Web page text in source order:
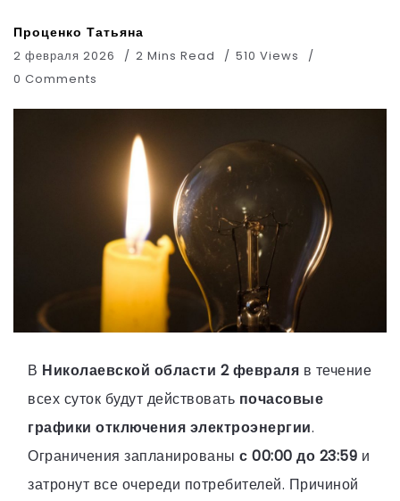
Проценко Татьяна
2 февраля 2026 2 Mins Read
510 Views
0 Comments
В Николаевской области 2 февраля в течение
всех суток будут действовать почасовые
графики отключения электроэнергии.
Ограничения запланированы с 00:00 до 23:59 и
затронут все очереди потребителей. Причиной